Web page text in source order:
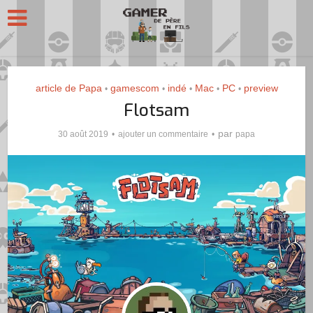
article de Papa • gamescom • indé • Mac • PC • preview
Flotsam
30 août 2019 ajouter un commentaire par papa